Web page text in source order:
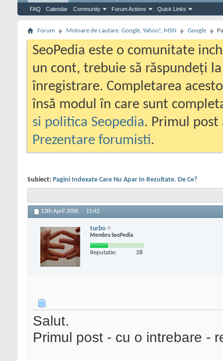
FAQ Calendar Community Forum Actions Quick Links
Forum Motoare de cautare. Google, Yahoo!, MSN Google
SeoPedia este o comunitate
un cont, trebuie să răspundeți
înregistrare. Completarea
însă modul în care sunt
si politica Seopedia. Primul
Prezentare forumisti.
Subiect: Pagini Indexate Care Nu Apar In Rezultate. De Ce?
13th April 2006, 11:42
turbo
Membru SeoPedia
Reputatie: 38
Salut.
Primul post - cu o intrebare -